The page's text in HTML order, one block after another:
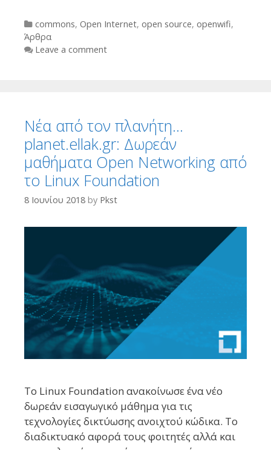
Categories
commons, Open Internet, open source, openwifi,
Άρθρα
Leave a comment
Νέα από τον πλανήτη…
planet.ellak.gr: Δωρεάν
μαθήματα Open Networking από
το Linux Foundation
8 Ιουνίου 2018 by Pkst
Το Linux Foundation ανακοίνωσε ένα νέο
δωρεάν εισαγωγικό μάθημα για τις
τεχνολογίες δικτύωσης ανοιχτού κώδικα. Το
διαδικτυακό αφορά τους φοιτητές αλλά και